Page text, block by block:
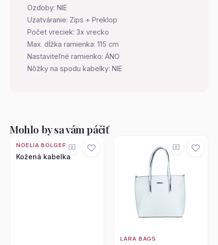
Ozdoby: NIE
Uzatváranie: Zips + Preklop
Počet vreciek: 3x vrecko
Max. dĺžka ramienka: 115 cm
Nastaviteľné ramienko: ÁNO
Nôžky na spodu kabelky: NIE
Mohlo by sa vám páčiť
NOELIA BOLGER
Kožená kabelka
LARA BAGS